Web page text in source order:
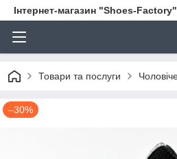
Інтернет-магазин "Shoes-Factory"
Товари та послуги
–30%